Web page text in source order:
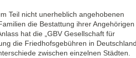
Teil nicht unerheblich angehobenen
die Bestattung ihrer Angehörigen
hat die „GBV Gesellschaft für
die Friedhofsgebühren in Deutschland
zwischen einzelnen Städten.